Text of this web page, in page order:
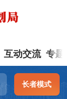
互动交流 专题
长者模式